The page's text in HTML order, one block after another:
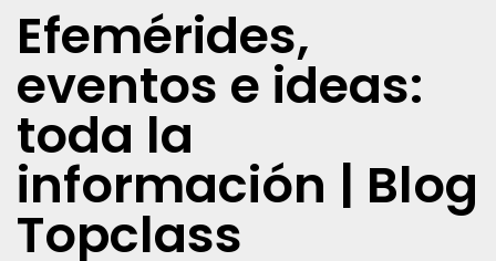
Efemérides,
eventos e ideas:
toda la
información | Blog
Topclass